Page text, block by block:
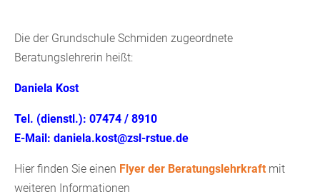
Die der Grundschule Schmiden zugeordnete
Beratungslehrerin heißt:
Daniela Kost
Tel. (dienstl.): 07474 / 8910
E-Mail: daniela.kost@zsl-rstue.de
Hier finden Sie einen Flyer der Beratungslehrkraft mit
weiteren Informationen